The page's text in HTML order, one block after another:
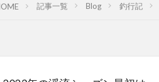
記事一覧 Blog 釣行記